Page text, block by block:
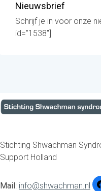
Nieuwsbrief
Schrijf je in voor onze
id="1538"]
Stichting Shwachman
Support Holland
Mail: info@shwachman.nl